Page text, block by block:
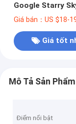
Google Starry
Giá bán：US $18-
Giá tốt
Mô Tả Sản Phẩm
Điểm nổi bật